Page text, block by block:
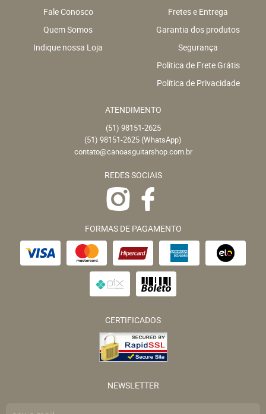
Fale Conosco
Quem Somos
Indique nossa Loja
Fretes e Entrega
Garantia dos produtos
Segurança
Politica de Frete Grátis
Política de Privacidade
ATENDIMENTO
(51) 98151-2625
(51) 98151-2625 (WhatsApp)
contato@canoasguitarshop.com.br
REDES SOCIAIS
FORMAS DE PAGAMENTO
CERTIFICADOS
NEWSLETTER